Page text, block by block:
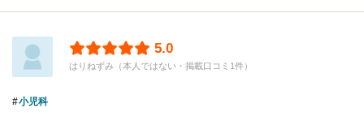
5.0
はりねずみ（本人ではない・掲載口コミ1件）
小児科